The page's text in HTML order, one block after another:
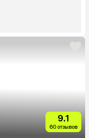
9.1
60 отзывов